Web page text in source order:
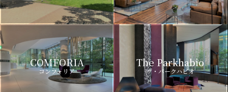
COMFORIA
コンフォリア
The Parkhabio
ザ・パークハビオ